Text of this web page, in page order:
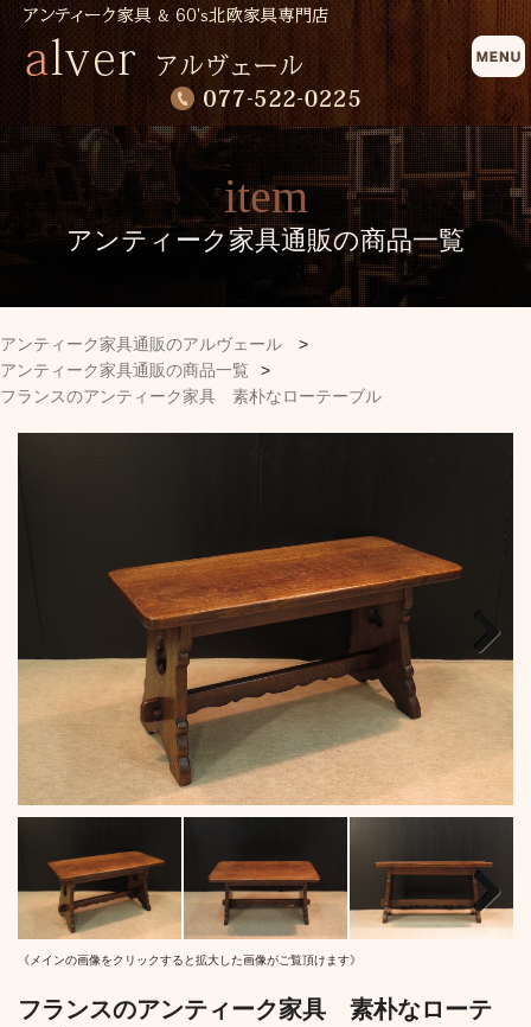
item
アンティーク家具通販の商品一覧
アンティーク家具通販のアルヴェール
>
アンティーク家具通販の商品一覧
>
フランスのアンティーク家具 素朴なローテーブル
《メインの画像をクリックすると拡大した画像がご覧頂けます》
フランスのアンティーク家具 素朴なローテ